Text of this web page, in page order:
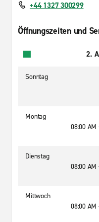
+44 1327 300299
Öffnungszeiten und
2.
Sonntag
Montag
08:00 AM
Dienstag
08:00 AM
Mittwoch
08:00 AM